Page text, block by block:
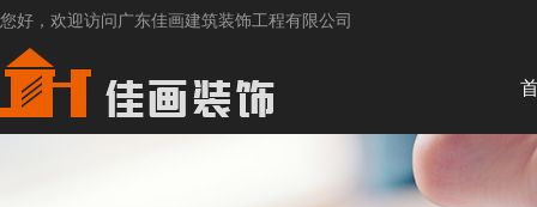
您好，欢迎访问广东佳画建筑装饰工程有限公司